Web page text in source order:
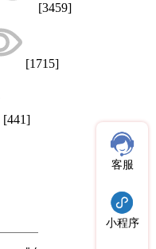
[3459]
[1715]
[441]
客服
小程序